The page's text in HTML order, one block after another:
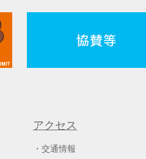
アクセス
交通情報